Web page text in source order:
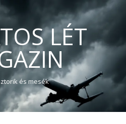
LÉT
és mesék